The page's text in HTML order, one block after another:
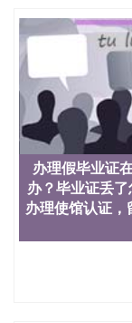
寸大小，纸张
原版实物，以
们在保证合理
质和效率不断
咨询顾问：
信:551190476
知书，雅思，
公司专业制作
教育部学历学
文凭、假文凭
理、仿制学位
证认证、留服
回国人员证明
位认证、留学
办理假毕业证
办？毕业证丢
办理使馆认证